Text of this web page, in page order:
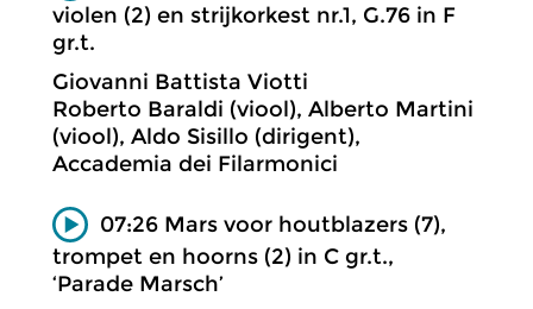
violen (2) en strijkorkest nr.1, G.76 in F
gr.t.
Giovanni Battista Viotti
Roberto Baraldi (viool), Alberto Martini
(viool), Aldo Sisillo (dirigent),
Accademia dei Filarmonici
07:26 Mars voor houtblazers (7),
trompet en hoorns (2) in C gr.t.,
‘Parade Marsch’